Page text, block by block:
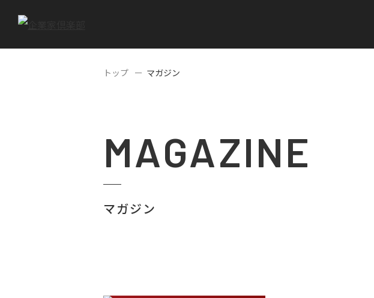
トップ マガジン
MAGAZINE
マガジン